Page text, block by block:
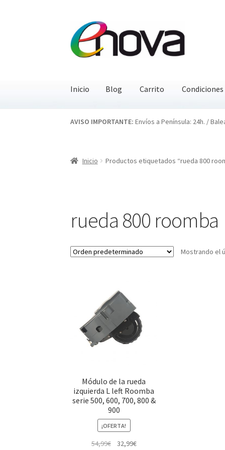
a
la
al
contenido
Inicio Blog Carrito Condiciones
Inicio BlogCarrito CondicionesContacto
AVISO IMPORTANTE: Envíos a Península: 24h. /
Inicio Productos etiquetados “rueda 800
rueda 800 roomba
Mostrando el
Módulo de la rueda
izquierda L left Roomba
serie 500, 600, 700, 800 &
900
¡OFERTA!
54,99€ 32,99€El